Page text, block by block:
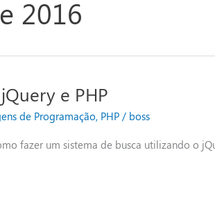
2016
e PHP
de Programação, PHP / boss
fazer um sistema de busca utilizando o